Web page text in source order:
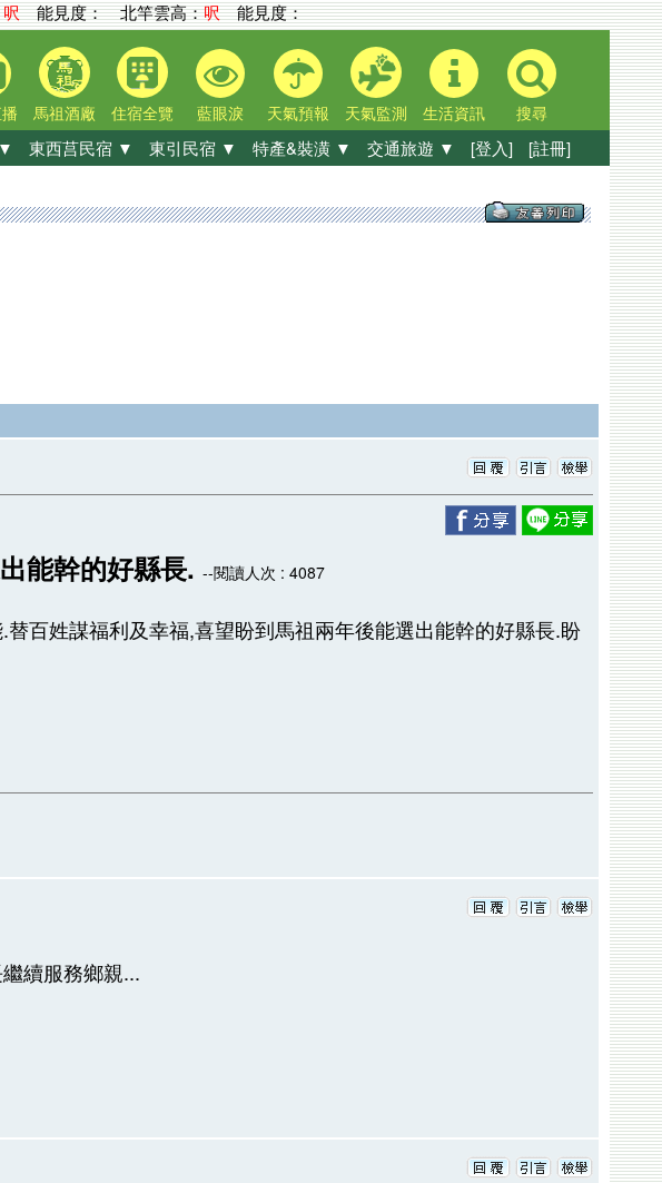
呎能見度：北竿雲高：呎能見度：
馬祖酒廠 住宿全覽 藍眼淚 天氣預報 天氣監測 生活資訊 搜尋
東西莒民宿 ▼ 東引民宿 ▼ 特產&裝潢 ▼ 交通旅遊 ▼ [登入] [註冊]
能幹的好縣長. --閱讀人次 : 4087
百姓謀福利及幸福,喜望盼到馬祖兩年後能選出能幹的好縣長.盼
續服務鄉親...